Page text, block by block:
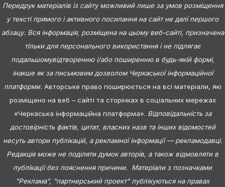
Передрук матеріалів із сайту можливий лише за умов розміщення
у тексті прямого і активного посилання на сайт не далі першого
абзацу. Вся інформація, розміщена на цьому веб-сайті, призначена
тільки для персонального використання і не підлягає
подальшомувідтворенню і/або поширенню в будь-якій формі,
інакше як за письмовим дозволом Черкаської інформаційної
платформи. Авторське право поширюється на всі матеріали, які
розміщено на веб – сайті та сторінках в соціальних мережах
«Черкаська інформаційна платформа». Відповідальність за
достовірність фактів, цитат, власних назв та інших відомостей
несуть автори публікацій, а рекламної інформації — рекламодавці.
Редакція може не поділяти думок авторів, а також відмовляти в
публікації без пояснення причини. Матеріали з позначками
"Реклама", "партнерський проект" публікуються на правах